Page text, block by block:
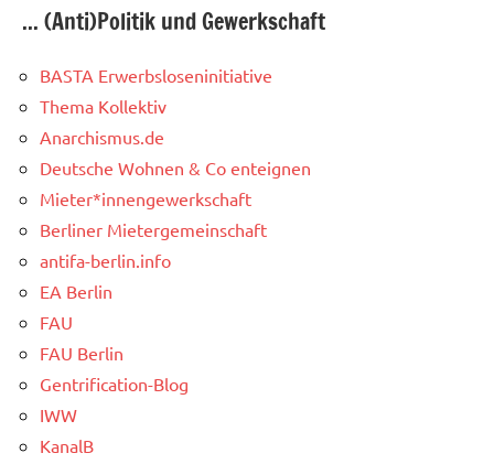
... (Anti)Politik und Gewerkschaft
BASTA Erwerbsloseninitiative
Thema Kollektiv
Anarchismus.de
Deutsche Wohnen & Co enteignen
Mieter*innengewerkschaft
Berliner Mietergemeinschaft
antifa-berlin.info
EA Berlin
FAU
FAU Berlin
Gentrification-Blog
IWW
KanalB